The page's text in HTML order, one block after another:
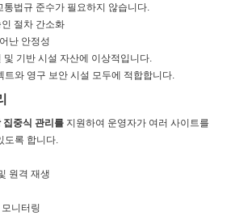
통법규 준수가 필요하지 않습니다.
절차 간소화
난 안정성
및 기반 시설 자산에 이상적입니다.
트와 영구 보안 시설 모두에 적합합니다.
집중식 관리를 지원하여 운영자가 여러 사이트를
도록 합니다.
원격 재생
니터링